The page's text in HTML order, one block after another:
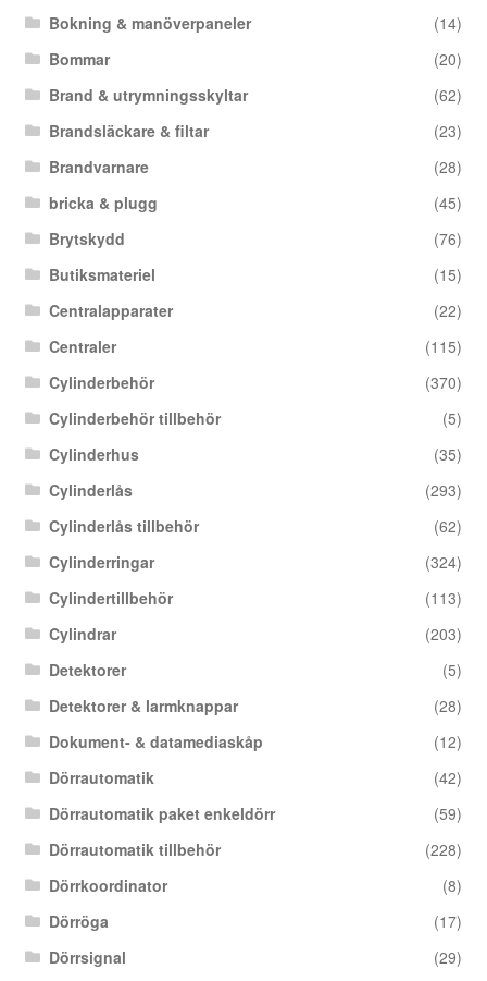
Bokning & manöverpaneler
(14)
Bommar
(20)
Brand & utrymningsskyltar
(62)
Brandsläckare & filtar
(23)
Brandvarnare
(28)
bricka & plugg
(45)
Brytskydd
(76)
Butiksmateriel
(15)
Centralapparater
(22)
Centraler
(115)
Cylinderbehör
(370)
Cylinderbehör tillbehör
(5)
Cylinderhus
(35)
Cylinderlås
(293)
Cylinderlås tillbehör
(62)
Cylinderringar
(324)
Cylindertillbehör
(113)
Cylindrar
(203)
Detektorer
(5)
Detektorer & larmknappar
(28)
Dokument- & datamediaskåp
(12)
Dörrautomatik
(42)
Dörrautomatik paket enkeldörr
(59)
Dörrautomatik tillbehör
(228)
Dörrkoordinator
(8)
Dörröga
(17)
Dörrsignal
(29)